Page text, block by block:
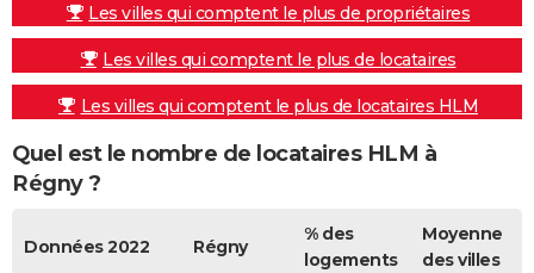
Les villes qui comptent le plus de propriétaires
Les villes qui comptent le plus de locataires
Les villes qui comptent le plus de locataires HLM
Quel est le nombre de locataires HLM à
Régny ?
Données 2022 Régny
% des
logements
Moyenne
des villes